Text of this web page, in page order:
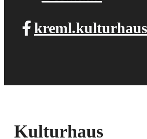
kreml.kulturhaus
Kulturhaus